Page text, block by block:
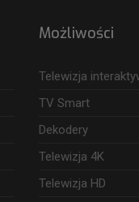
Możliwości
Telewizja
TV Smart
Dekodery
Telewizja 4K
Telewizja HD